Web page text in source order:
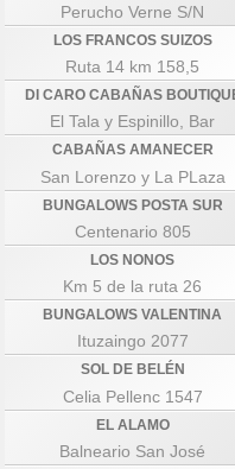
Perucho Verne S/N
LOS FRANCOS SUIZOS
Ruta 14 km 158,5
DI CARO CABAÑAS
El Tala y Espinillo, Bar
CABAÑAS AMANECER
San Lorenzo y La PLaza
BUNGALOWS POSTA SUR
Centenario 805
LOS NONOS
Km 5 de la ruta 26
BUNGALOWS VALENTINA
Ituzaingo 2077
SOL DE BELÉN
Celia Pellenc 1547
EL ALAMO
Balneario San José